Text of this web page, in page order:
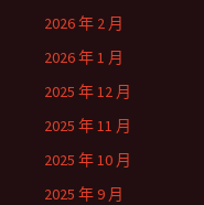
2026 年 2 月
2026 年 1 月
2025 年 12 月
2025 年 11 月
2025 年 10 月
2025 年 9 月